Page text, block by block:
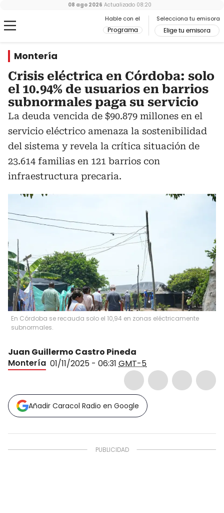
Hable con el
Programa
Selecciona tu emisora
Elige tu emisora
08 ago 2026 Actualizado 08:20
Montería
Crisis eléctrica en Córdoba: solo
el 10.94% de usuarios en barrios
subnormales paga su servicio
La deuda vencida de $90.879 millones en el
servicio eléctrico amenaza la sostenibilidad
del sistema y revela la crítica situación de
23.614 familias en 121 barrios con
infraestructura precaria.
En Córdoba se recauda solo el 10,94 en zonas eléctricamente
subnormales.
Juan Guillermo Castro Pineda
Montería 01/11/2025 - 06:31 GMT-5
Añadir Caracol Radio en Google